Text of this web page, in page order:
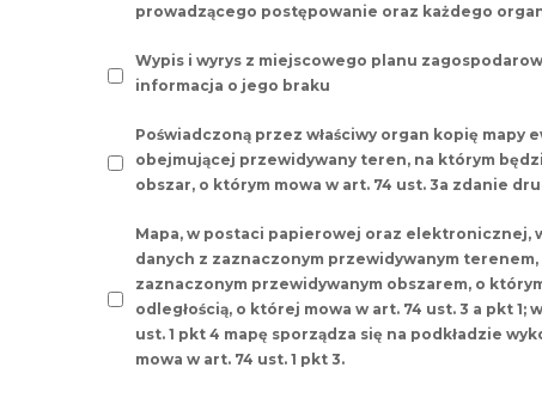
prowadzącego postępowanie oraz każdego
Wypis i wyrys z miejscowego planu
informacja o jego braku
Poświadczoną przez właściwy organ kopię
obejmującej przewidywany teren, na którym
obszar, o którym mowa w art. 74 ust. 3a zdanie
Mapa, w postaci papierowej oraz elektronicznej,
danych z zaznaczonym przewidywanym
zaznaczonym przewidywanym obszarem, o
odległością, o której mowa w art. 74 ust. 3 a pkt
ust. 1 pkt 4 mapę sporządza się na podkładzie
mowa w art. 74 ust. 1 pkt 3.